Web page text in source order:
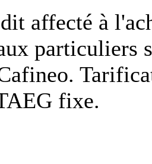
affecté à
particuliers
fixe.